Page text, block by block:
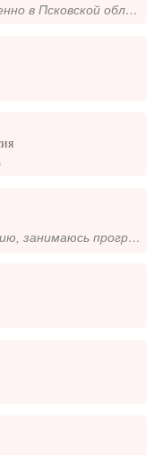
Вдовец. Проживаю временно в Псковской области. Собираюсь переезжать к лету. О себе в ЛС.
Я инженер по образованию, занимаюсь программированием и практикую йогу. Люблю разбираться в технических задачах, писать...